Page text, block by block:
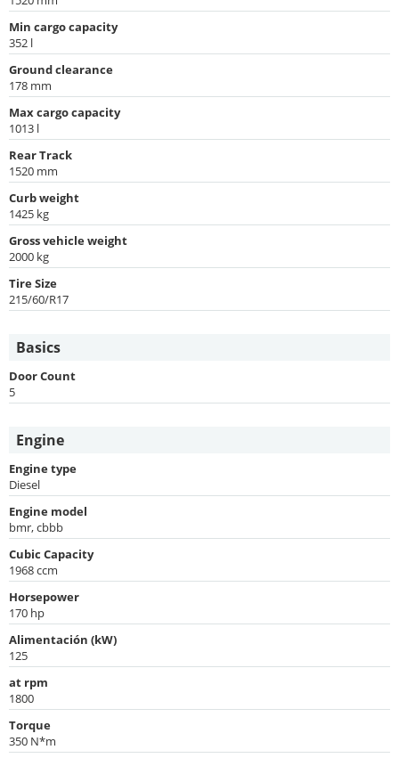
Min cargo capacity
352 l
Ground clearance
178 mm
Max cargo capacity
1013 l
Rear Track
1520 mm
Curb weight
1425 kg
Gross vehicle weight
2000 kg
Tire Size
215/60/R17
Basics
Door Count
5
Engine
Engine type
Diesel
Engine model
bmr, cbbb
Cubic Capacity
1968 ccm
Horsepower
170 hp
Alimentación (kW)
125
at rpm
1800
Torque
350 N*m